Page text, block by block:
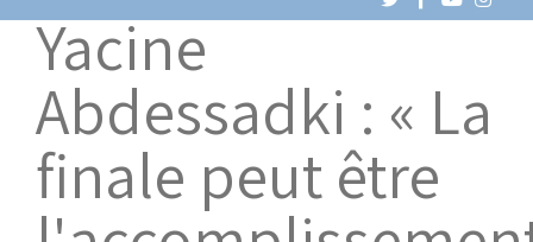
Yacine
Abdessadki : « La
finale peut être